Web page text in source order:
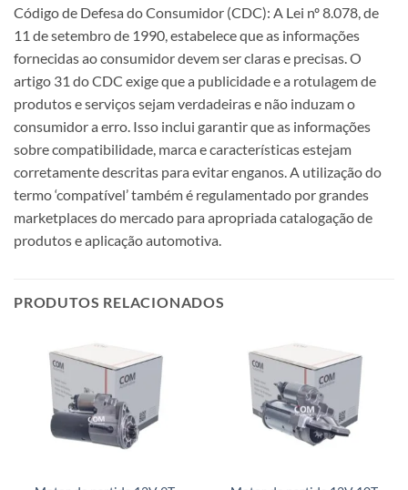
Código de Defesa do Consumidor (CDC): A Lei nº 8.078, de
11 de setembro de 1990, estabelece que as informações
fornecidas ao consumidor devem ser claras e precisas. O
artigo 31 do CDC exige que a publicidade e a rotulagem de
produtos e serviços sejam verdadeiras e não induzam o
consumidor a erro. Isso inclui garantir que as informações
sobre compatibilidade, marca e características estejam
corretamente descritas para evitar enganos. A utilização do
termo ‘compatível’ também é regulamentado por grandes
marketplaces do mercado para apropriada catalogação de
produtos e aplicação automotiva.
PRODUTOS RELACIONADOS